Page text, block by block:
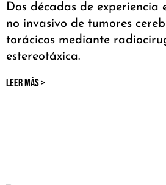
Dos décadas de
no invasivo de tumores
torácicos mediante
estereotáxica.
LEER MÁS >